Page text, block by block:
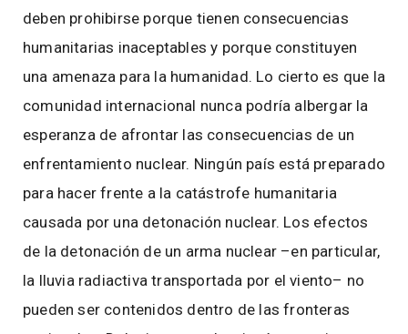
deben prohibirse porque tienen consecuencias
humanitarias inaceptables y porque constituyen
una amenaza para la humanidad. Lo cierto es que la
comunidad internacional nunca podría albergar la
esperanza de afrontar las consecuencias de un
enfrentamiento nuclear. Ningún país está preparado
para hacer frente a la catástrofe humanitaria
causada por una detonación nuclear. Los efectos
de la detonación de un arma nuclear –en particular,
la lluvia radiactiva transportada por el viento– no
pueden ser contenidos dentro de las fronteras